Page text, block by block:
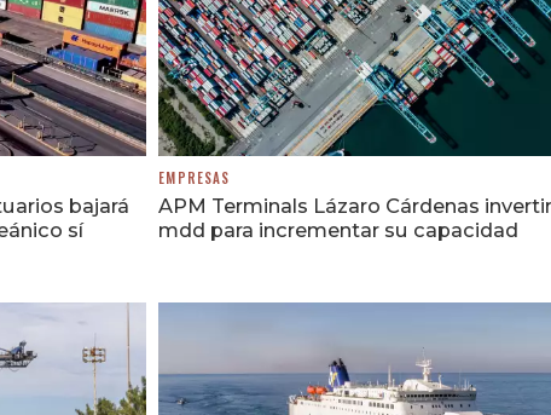
bajará
sí
EMPRESAS
APM Terminals Lázaro Cárdenas
mdd para incrementar su capacidad